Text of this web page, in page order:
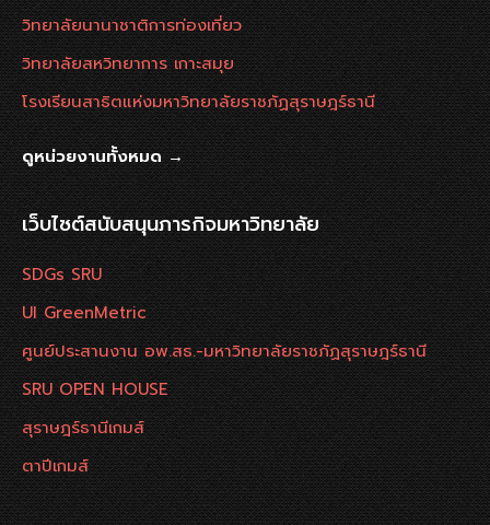
วิทยาลัยนานาชาติการท่องเที่ยว
วิทยาลัยสหวิทยาการ เกาะสมุย
โรงเรียนสาธิตแห่งมหาวิทยาลัยราชภัฏสุราษฎร์ธานี
ดูหน่วยงานทั้งหมด →
เว็บไซต์สนับสนุนภารกิจมหาวิทยาลัย
SDGs SRU
UI GreenMetric
ศูนย์ประสานงาน อพ.สธ.-มหาวิทยาลัยราชภัฏสุราษฎร์ธานี
SRU OPEN HOUSE
สุราษฎร์ธานีเกมส์
ตาปีเกมส์